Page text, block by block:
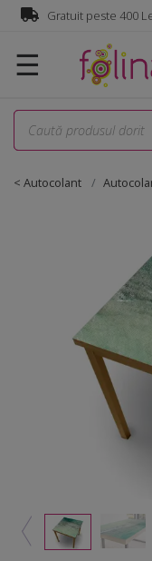
Gratuit peste 400
☰
< Autocolant